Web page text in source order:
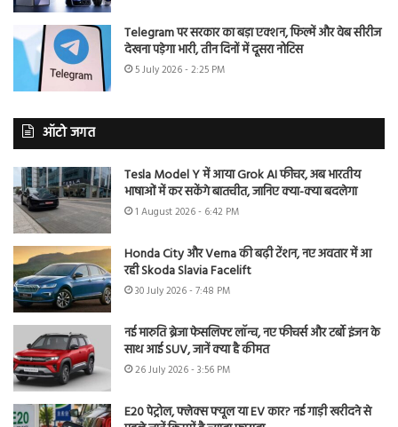
Telegram पर सरकार का बड़ा एक्शन, फिल्में और वेब सीरीज
देखना पड़ेगा भारी, तीन दिनों में दूसरा नोटिस
5 July 2026 - 2:25 PM
ऑटो जगत
Tesla Model Y में आया Grok AI फीचर, अब भारतीय
भाषाओं में कर सकेंगे बातचीत, जानिए क्या-क्या बदलेगा
1 August 2026 - 6:42 PM
Honda City और Verna की बढ़ी टेंशन, नए अवतार में आ
रही Skoda Slavia Facelift
30 July 2026 - 7:48 PM
नई मारुति ब्रेजा फेसलिफ्ट लॉन्च, नए फीचर्स और टर्बो इंजन के
साथ आई SUV, जानें क्या है कीमत
26 July 2026 - 3:56 PM
E20 पेट्रोल, फ्लेक्स फ्यूल या EV कार? नई गाड़ी खरीदने से